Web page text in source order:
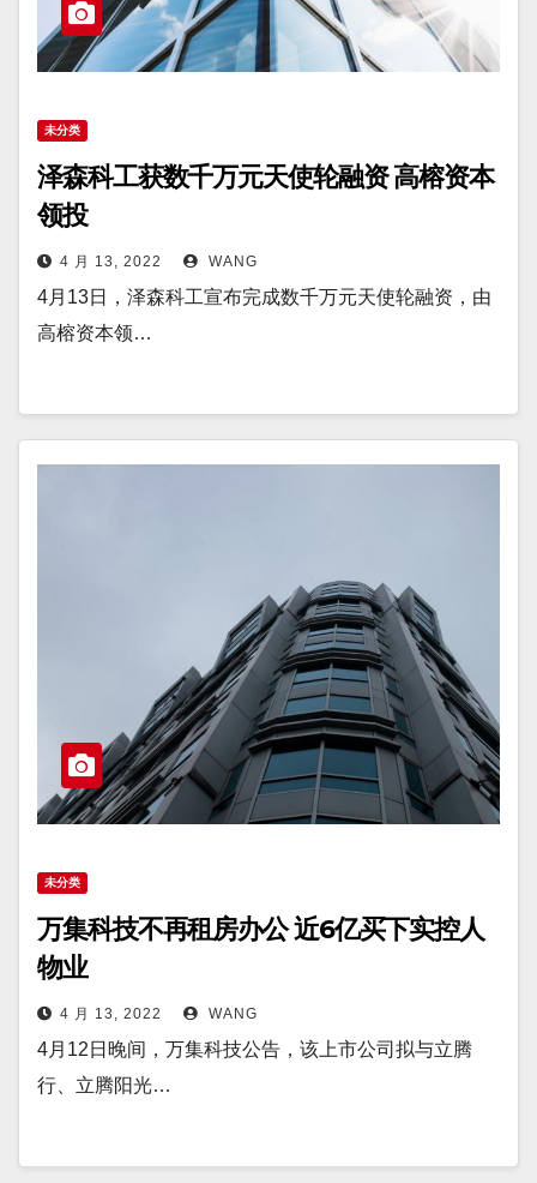
未分类
泽森科工获数千万元天使轮融资 高榕资本
领投
4 月 13, 2022 WANG
4月13日，泽森科工宣布完成数千万元天使轮融资，由
高榕资本领…
未分类
万集科技不再租房办公 近6亿买下实控人
物业
4 月 13, 2022 WANG
4月12日晚间，万集科技公告，该上市公司拟与立腾
行、立腾阳光…